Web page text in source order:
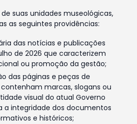
suas unidades museológicas,
as seguintes providências:
das notícias e publicações
de 2026 que caracterizem
ou promoção da gestão;
das páginas e peças de
marcas, slogans ou
visual do atual Governo
a integridade dos documentos
e históricos;